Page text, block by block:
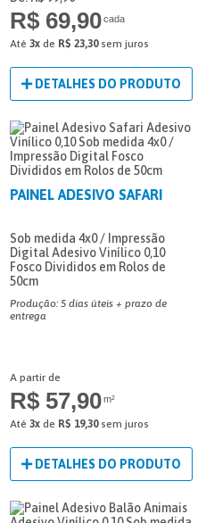
R$ 69,90cada
Até 3x de R$ 23,30sem juros
DETALHES DO PRODUTO
PAINEL ADESIVO SAFARI
Sob medida 4x0 / Impressão
DigitalAdesivo Vinílico 0,10
Fosco Divididos em Rolos de
50cm
Produção: 5 dias úteis + prazo de
entrega
A partir de
R$ 57,90m²
Até 3x de R$ 19,30sem juros
DETALHES DO PRODUTO